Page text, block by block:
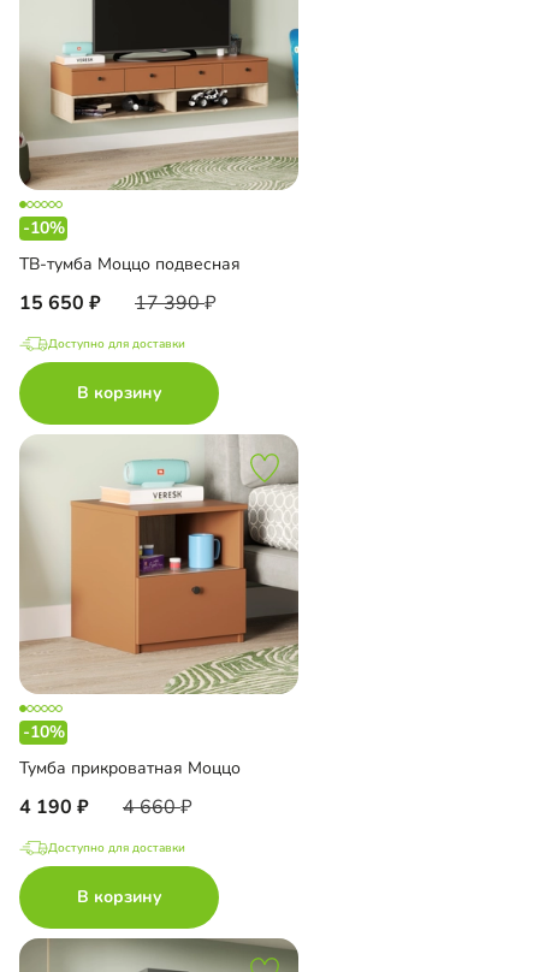
-10%
ТВ-тумба Моццо подвесная
15 650 17 390
Доступно для доставки
В корзину
-10%
Тумба прикроватная Моццо
4 190 4 660
Доступно для доставки
В корзину